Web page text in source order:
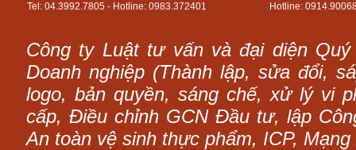
Tel: 04.3992.7805 - Hotline: 0983.372401
Hotline:
Công ty Luật tư vấn và đại diện
Doanh nghiệp (Thành lập, sửa đổi,
logo, bản quyền, sáng chế, xử lý vi
cấp, Điều chỉnh GCN Đầu tư, lập
An toàn vệ sinh thực phẩm, ICP,